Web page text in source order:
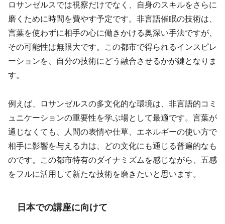
ロサンゼルスでは視察だけでなく、自身のスキルをさらに
磨くために時間を費やす予定です。非言語催眠の技術は、
言葉を使わずに相手の心に働きかける奥深い手法ですが、
その可能性は無限大です。この都市で得られるインスピレ
ーションを、自分の技術にどう融合させるかが鍵となりま
す。
例えば、ロサンゼルスの多文化的な環境は、非言語的コミ
ュニケーションの重要性を学ぶ場として最適です。言葉が
通じなくても、人間の表情や仕草、エネルギーの使い方で
相手に影響を与える力は、どの文化にも通じる普遍的なも
のです。この都市特有のダイナミズムを感じながら、五感
をフルに活用して新たな技術を磨きたいと思います。
日本での講座に向けて